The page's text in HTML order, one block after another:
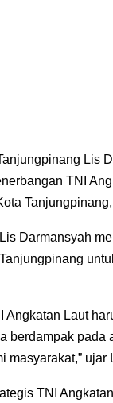
Lis
TNI
Darmansyah
Angkatan Laut
berdampak
masyarakat,” ujar
TNI